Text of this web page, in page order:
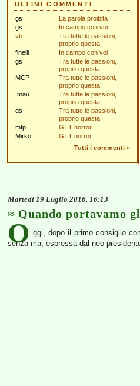
ULTIMI COMMENTI
gs
La parola proibita
gs
In campo con voi
vb
Tra tutte le passioni,
proprio questa
finelli
In campo con voi
gs
Tra tutte le passioni,
proprio questa
MCP
Tra tutte le passioni,
proprio questa
.mau.
Tra tutte le passioni,
proprio questa
gs
Tra tutte le passioni,
proprio questa
mfp
GTT horror
Mirko
GTT horror
Tutti i commenti »
Martedì 19 Luglio 2016, 16:13
Quando portavamo
O ggi, dopo il primo consiglio
senza ma, espressa dal neo